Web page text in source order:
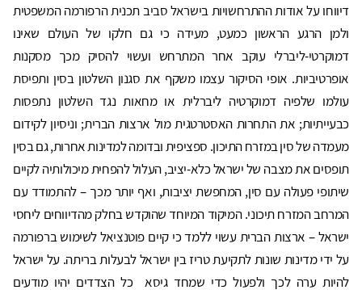
דיווחו על אודות ההתרחשויות בישראל סביב תכנית הרפורמה המשפטית
ולמן הרגע הראשון כמעט, מעידה כי גם חלקו של העולם שאינו
דמוקרטי-ליברלי עוקב אחר המתרחש ועשוי להסיק מכך מסקנות
אופרטיביות. אופי הסיקור עצמו משקף את סגנון השלטון בסין ותפיסת
עולמו שלפיה דמוקרטיה ליברלית או מחאות נגד השלטון נתפסות
כבעייתיות; את התחרות האסטרטגית מול ארצות הברית; וניסיון לקידום
מעמדה של סין במזרח התיכון. ספציפית ובדומה למדינות אחרות, גם בסין
תופסים את מצבה של ישראל כלא-יציב, העלול להפחית מיכולותיה לקיים
שיתופי פעולה עם סין, המחפשת יציבות, ואף יותר מכך – להתמודד עם
המרחב המזרח תיכוני. המיקוד המיוחד שהוקדש בחלק מהדיווחים ליחסי
ישראל – ארצות הברית עשוי ללמד כי קיים פוטנציאל לשימוש ברפורמה
על ידי מדינות שונות לתקיעת טריז בין ישראל לבעלות בריתה. על ישראל
להיות ערה לכך ולפעול כדי שמחד גיסא כל הצדדים יהיו מודעים